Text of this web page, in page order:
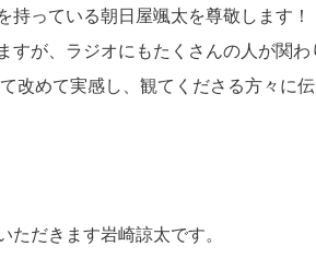
っている朝日屋颯太を尊敬します！
すが、ラジオにもたくさんの人が関わ
改めて実感し、観てくださる方々に
だきます岩崎諒太です。